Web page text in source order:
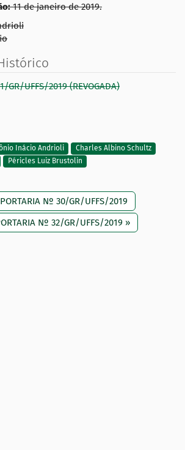
11 de janeiro de 2019.
GR/UFFS/2019 (REVOGADA)
Inácio Andrioli
Charles Albino Schultz
Péricles Luiz Brustolin
Nº 30/GR/UFFS/2019
Nº 32/GR/UFFS/2019 »